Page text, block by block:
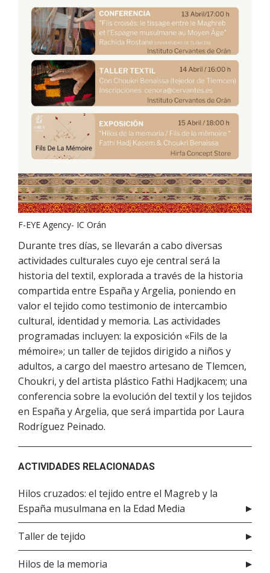
F-EYE Agency- IC Orán
Durante tres días, se llevarán a cabo diversas
actividades culturales cuyo eje central será la
historia del textil, explorada a través de la historia
compartida entre España y Argelia, poniendo en
valor el tejido como testimonio de intercambio
cultural, identidad y memoria. Las actividades
programadas incluyen: la exposición «Fils de la
mémoire»; un taller de tejidos dirigido a niños y
adultos, a cargo del maestro artesano de Tlemcen,
Choukri, y del artista plástico Fathi Hadjkacem; una
conferencia sobre la evolución del textil y los tejidos
en España y Argelia, que será impartida por Laura
Rodríguez Peinado.
ACTIVIDADES RELACIONADAS
Hilos cruzados: el tejido entre el Magreb y la
España musulmana en la Edad Media
Taller de tejido
Hilos de la memoria